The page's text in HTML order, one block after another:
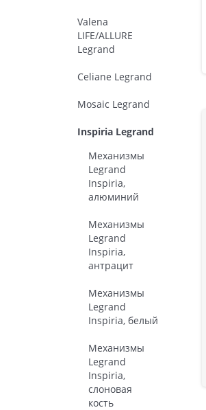
Valena
LIFE/ALLURE
Legrand
Celiane Legrand
Mosaic Legrand
Inspiria Legrand
Механизмы
Legrand
Inspiria,
алюминий
Механизмы
Legrand
Inspiria,
антрацит
Механизмы
Legrand
Inspiria, белый
Механизмы
Legrand
Inspiria,
слоновая
кость